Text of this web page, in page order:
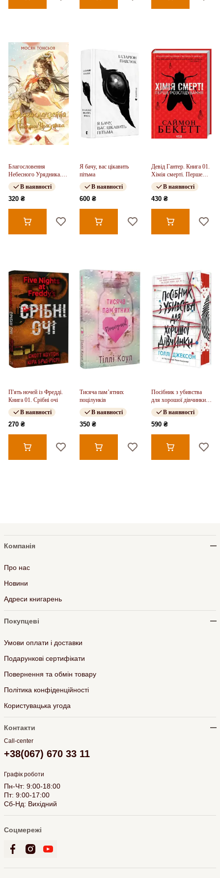
Благословення
Небесного Урядника.
Том 2
В наявності
320 ₴
Я бачу, вас цікавить
пітьма
В наявності
600 ₴
Девід Гантер. Книга 01.
Хімія смерті. Перше
розслідування
В наявності
430 ₴
П'ять ночей із Фредді.
Книга 01. Срібні очі
В наявності
270 ₴
Тисяча пам’ятних
поцілунків
В наявності
350 ₴
Посібник з убивства
для хорошої дівчинки.
Книга 01
В наявності
590 ₴
Компанія
Про нас
Новини
Адреси книгарень
Покупцеві
Умови оплати і доставки
Подарункові сертифікати
Повернення та обмін товару
Політика конфіденційності
Користувацька угода
Контакти
Call-center
+38(067) 670 33 11
Графік роботи
Пн-Чт: 9:00-18:00
Пт: 9:00-17:00
Сб-Нд: Вихідний
Соцмережі